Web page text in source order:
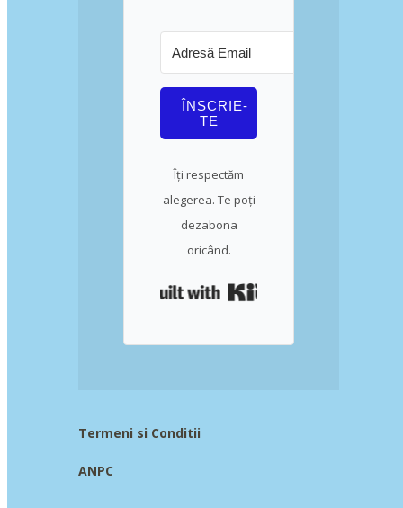
ÎNSCRIE-
TE
Îți respectăm
alegerea. Te poți
dezabona
oricând.
Termeni si Conditii
ANPC